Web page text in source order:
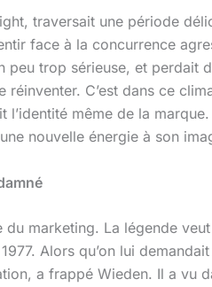
traversait une période
face à la concurrence
trop sérieuse, et
C’est dans ce
même de la
nouvelle énergie à son
du marketing. La légende
Alors qu’on lui
a frappé Wieden. Il a vu